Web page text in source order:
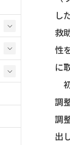
し
救
性
に
調
調
出